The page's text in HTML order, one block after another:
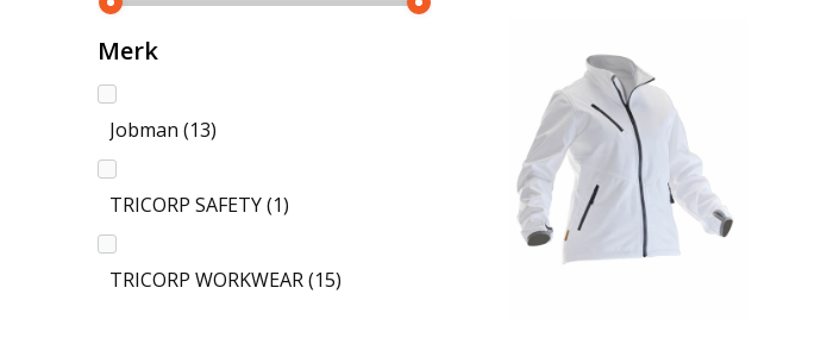
Merk
Jobman (13)
TRICORP SAFETY (1)
TRICORP WORKWEAR (15)